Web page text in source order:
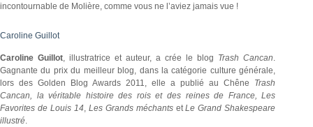
incontournable de Molière, comme vous ne l’aviez jamais vue !
Caroline Guillot
Caroline Guillot, illustratrice et auteur, a crée le blog Trash Cancan.
Gagnante du prix du meilleur blog, dans la catégorie culture générale,
lors des Golden Blog Awards 2011, elle a publié au Chêne Trash
Cancan, la véritable histoire des rois et des reines de France, Les
Favorites de Louis 14, Les Grands méchants etLe Grand Shakespeare
illustré.